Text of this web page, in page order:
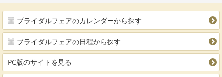
ブライダルフェアのカレンダーから探す
ブライダルフェアの日程から探す
PC版のサイトを見る